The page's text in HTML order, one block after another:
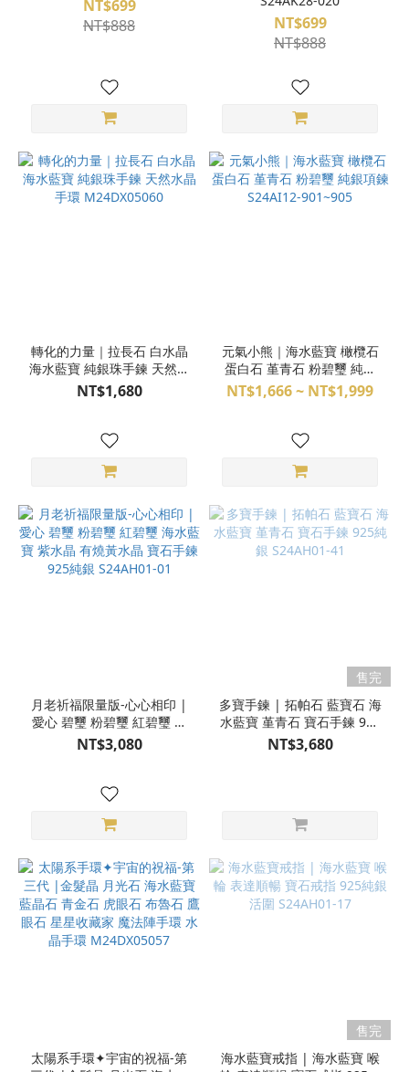
NT$699
NT$888
NT$699
NT$888
轉化的力量｜拉長石 白水晶
海水藍寶 純銀珠手鍊 天然水
晶手環 M24DX05060
NT$1,680
元氣小熊｜海水藍寶 橄欖石
蛋白石 堇青石 粉碧璽 純銀
項鍊 S24AI12-901~905
NT$1,666 ~ NT$1,999
月老祈福限量版-心心相印 |
愛心 碧璽 粉碧璽 紅碧璽 海
水藍寶 紫水晶 有燒黃水晶
寶石手鍊 925純銀
NT$3,080
售完
多寶手鍊 | 拓帕石 藍寶石 海
水藍寶 堇青石 寶石手鍊 925
純銀 S24AH01-41
NT$3,680
太陽系手環✦宇宙的祝福-第
售完
海水藍寶戒指 | 海水藍寶 喉